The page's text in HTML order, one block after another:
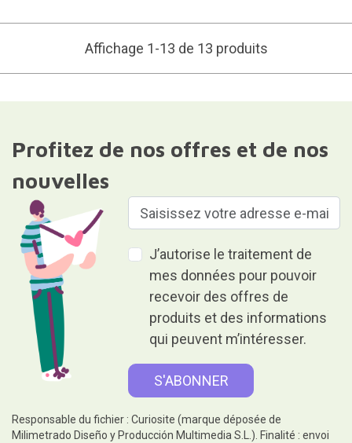
Affichage 1-13 de 13 produits
Profitez de nos offres et de nos
nouvelles
J’autorise le traitement de
mes données pour pouvoir
recevoir des offres de
produits et des informations
qui peuvent m’intéresser.
Responsable du fichier : Curiosite (marque déposée de
Milimetrado Diseño y Producción Multimedia S.L.). Finalité : envoi